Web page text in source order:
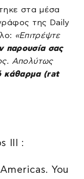
στα μέσα
της Daily
«Επιτρέψτε
παρουσία σας
Απολύτως
κάθαρμα (rat
III :
You